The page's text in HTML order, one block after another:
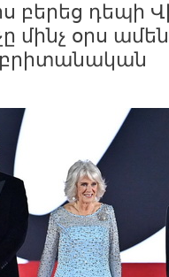
բերեց դեպի
մինչ օրս
բրիտանական